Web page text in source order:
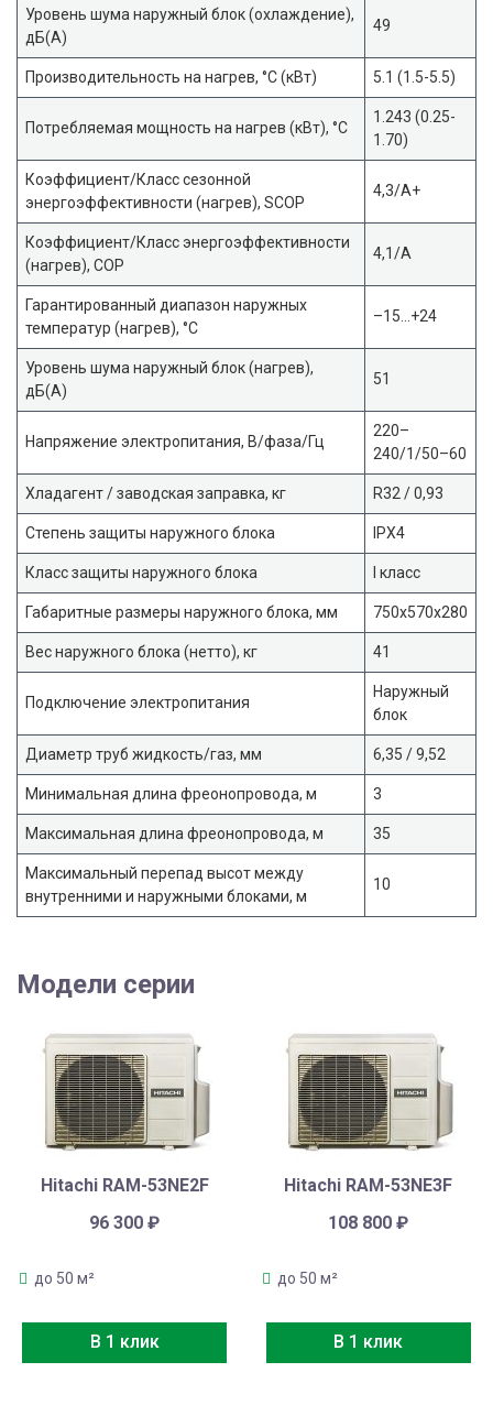
Уровень шума наружный блок (охлаждение),
дБ(А)
49
Производительность на нагрев, °С (кВт) 5.1 (1.5-5.5)
Потребляемая мощность на нагрев (кВт), °С
1.243 (0.25-
1.70)
Коэффициент/Класс сезонной
энергоэффективности (нагрев), SCOP
4,3/A+
Коэффициент/Класс энергоэффективности
(нагрев), COP
4,1/A
Гарантированный диапазон наружных
температур (нагрев), °С
–15…+24
Уровень шума наружный блок (нагрев),
дБ(А)
51
Напряжение электропитания, В/фаза/Гц
220–
240/1/50–60
Хладагент / заводская заправка, кг R32 / 0,93
Степень защиты наружного блока IPX4
Класс защиты наружного блока I класс
Габаритные размеры наружного блока, мм 750x570x280
Вес наружного блока (нетто), кг 41
Подключение электропитания
Наружный
блок
Диаметр труб жидкость/газ, мм 6,35 / 9,52
Минимальная длина фреонопровода, м 3
Максимальная длина фреонопровода, м 35
Максимальный перепад высот между
внутренними и наружными блоками, м
10
Модели серии
Hitachi RAM-53NE2F
96 300₽
до 50 м²
В 1 клик
Hitachi RAM-53NE3F
108 800₽
до 50 м²
В 1 клик